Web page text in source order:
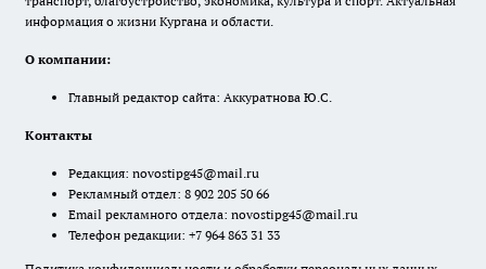
информация о жизни Кургана и области.
О компании:
Главный редактор сайта: Аккуратнова Ю.С.
Контакты
Редакция: novostipg45@mail.ru
Рекламный отдел: 8 902 205 50 66
Email рекламного отдела: novostipg45@mail.ru
Телефон редакции: +7 964 863 31 33